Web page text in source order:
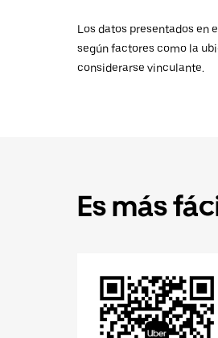
Los datos presentados en
según factores como la
considerarse vinculante.
Es más